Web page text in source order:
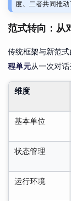
度。二者共同推
范式转向：从
传统框架与新范
程单元从一次对
维度
基本单位
状态管理
运行环境